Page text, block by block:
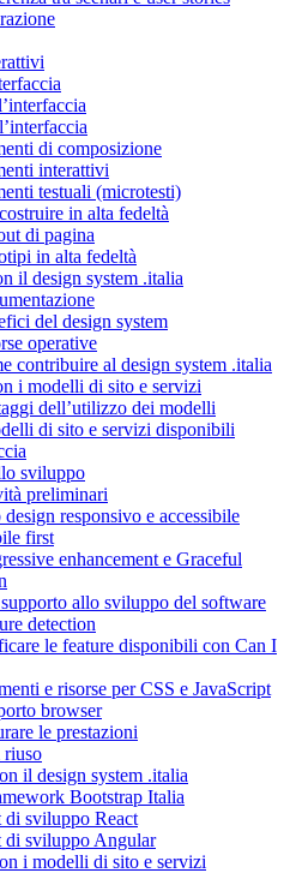
di composizione
interattivi
testuali (microtesti)
in alta fedeltà
di pagina
in alta fedeltà
il design system .italia
del design system
operative
contribuire al design system .italia
i modelli di sito e servizi
dell’utilizzo dei modelli
di sito e servizi disponibili
sviluppo
preliminari
responsivo e accessibile
first
enhancement e Graceful
allo sviluppo del software
detection
le feature disponibili con Can I
e risorse per CSS e JavaScript
browser
le prestazioni
riuso
il design system .italia
Bootstrap Italia
sviluppo React
sviluppo Angular
i modelli di sito e servizi